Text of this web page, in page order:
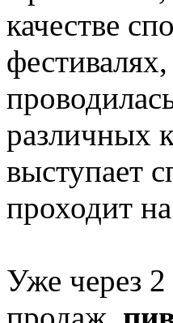
качестве
различных
выступает
проходит
Уже через